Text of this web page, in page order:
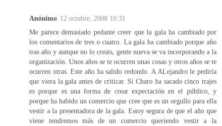
Anónimo 12 octubre, 2008 10:31
Me parece demasiado pedante creer que la gala ha cambiado por
los comentarios de tres o cuatro. La gala ha cambiado porque año
tras año y aunque no lo creais, gente nueva se va incorporando a la
organización. Unos años se te ocurren unas cosas y otros años se te
ocurren otras. Este año ha salido redondo. A ALejandro le pediría
que viera la gala antes de criticar. Si Charo ha sacado cinco trajes
es porque es una forma de crear expectación en el público, y
porque ha habido un comercio que cree que es un orgullo para ella
vestir a la presentadora de la gala. Estoy segura de que el año que
viene tendremos más de un comercio queriendo vestir a la